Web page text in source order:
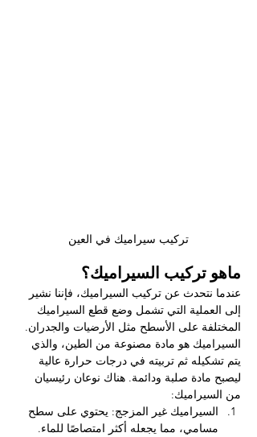
تركيب سيراميك في العين
ماهو تركيب السيراميك؟
عندما نتحدث عن تركيب السيراميك، فإننا نشير
إلى العملية التي تشمل وضع قطع السيراميك
المختلفة على الأسطح مثل الأرضيات والجدران.
السيراميك هو مادة مصنوعة من الطين، والذي
يتم تشكيله ثم تربيته في درجات حرارة عالية
ليصبح مادة صلبة ودائمة. هناك نوعان رئيسيان
من السيراميك:
السيراميك غير المزجج: يحتوي على سطح
مسامي، مما يجعله أكثر امتصاصًا للماء.